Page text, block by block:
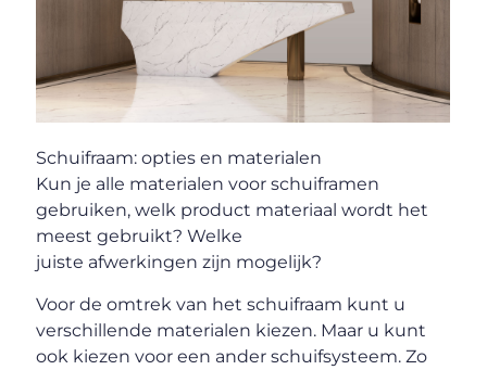
Schuifraam: opties en materialen
Kun je alle materialen voor schuiframen
gebruiken, welk product materiaal wordt het
meest gebruikt? Welke
juiste afwerkingen zijn mogelijk?
Voor de omtrek van het schuifraam kunt u
verschillende materialen kiezen. Maar u kunt
ook kiezen voor een ander schuifsysteem. Zo